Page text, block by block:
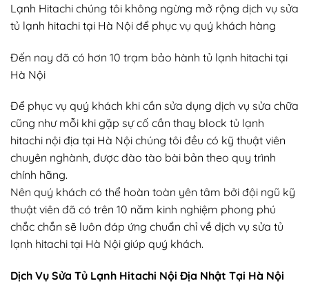
Lạnh Hitachi chúng tôi không ngừng mở rộng dịch vụ sửa
tủ lạnh hitachi tại Hà Nội để phục vụ quý khách hàng
Đến nay đã có hơn 10 trạm bảo hành tủ lạnh hitachi tại
Hà Nội
Để phục vụ quý khách khi cần sửa dụng dịch vụ sửa chữa
cũng như mỗi khi gặp sự cố cần thay block tủ lạnh
hitachi nội địa tại Hà Nội chúng tôi đều có kỹ thuật viên
chuyên nghành, được đào tào bài bản theo quy trình
chính hãng.
Nên quý khách có thể hoàn toàn yên tâm bởi đội ngũ kỹ
thuật viên đã có trên 10 năm kinh nghiệm phong phú
chắc chắn sẽ luôn đáp ứng chuẩn chỉ về dịch vụ sửa tủ
lạnh hitachi tại Hà Nội giúp quý khách.
Dịch Vụ Sửa Tủ Lạnh Hitachi Nội Địa Nhật Tại Hà Nội